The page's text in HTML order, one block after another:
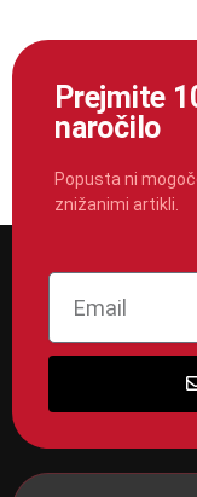
Prejmite
naročilo
Popusta ni
znižanimi artikli.